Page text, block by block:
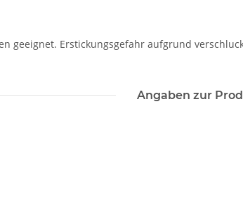
geeignet. Erstickungsgefahr aufgrund
Angaben zur